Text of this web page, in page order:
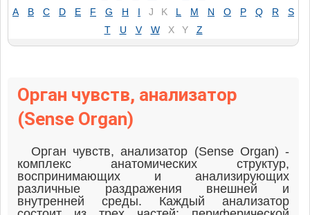
A
B C D E F G H I J K L M N O P Q R
S
T
U V W X Y Z
Орган чувств, анализатор
(Sense Organ)
Орган чувств, анализатор (Sense Organ) -
комплекс анатомических структур,
воспринимающих и анализирующих
различные раздражения внешней и
внутренней среды. Каждый анализатор